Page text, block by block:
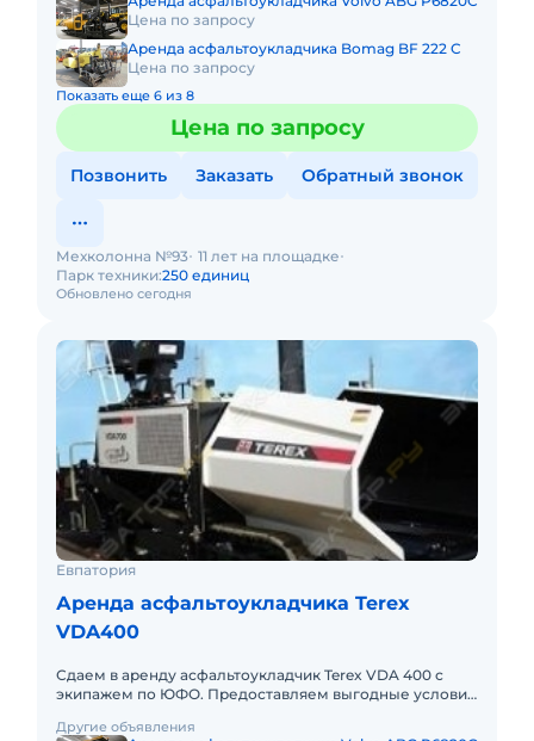
Цена по запросу
Аренда асфальтоукладчика Bomag BF 222 C
Цена по запросу
Показать еще 6 из 8
Цена по запросу
Позвонить Заказать Обратный звонок
Обновлено сегодня
Мехколонна №93 11 лет на площадке
Парк техники:250 единиц
Евпатория
Аренда асфальтоукладчика Terex
VDA400
Сдаем в аренду асфальтоукладчик Terex VDA 400 с
экипажем по ЮФО. Предоставляем выгодные условия
Южном федеральном о
Другие объявления